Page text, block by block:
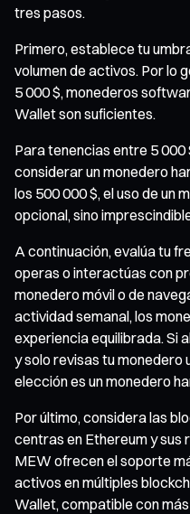
tres pasos.
Primero, establece tu
volumen de activos. Por lo
5 000 $, monederos
Wallet son suficientes.
Para tenencias entre 5 000
considerar un monedero
los 500 000 $, el uso de un
opcional, sino
A continuación, evalúa tu
operas o interactúas con
monedero móvil o de
actividad semanal, los
experiencia equilibrada. Si
y solo revisas tu monedero
elección es un monedero
Por último, considera las
centras en Ethereum y sus
MEW ofrecen el soporte
activos en múltiples
Wallet, compatible con